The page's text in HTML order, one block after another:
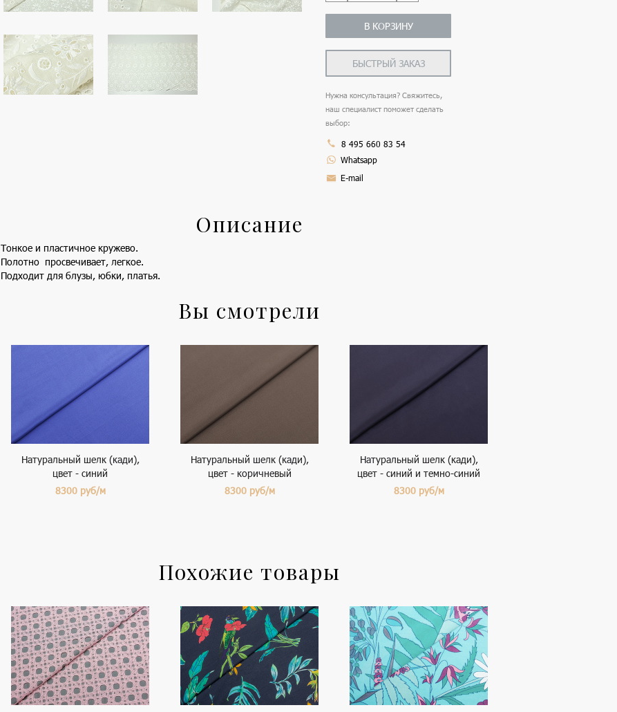
В КОРЗИНУ
БЫСТРЫЙ ЗАКАЗ
Нужна консультация? Свяжитесь,
наш специалист поможет сделать
выбор:
8 495 660 83 54
Whatsapp
E-mail
Описание
Тонкое и пластичное кружево.
Полотно просвечивает, легкое.
Подходит для блузы, юбки, платья.
Вы смотрели
Натуральный шелк (кади),
цвет - синий
8300 руб/м
Натуральный шелк (кади),
цвет - коричневый
8300 руб/м
Натуральный шелк (кади),
цвет - синий и темно-синий
8300 руб/м
Похожие товары